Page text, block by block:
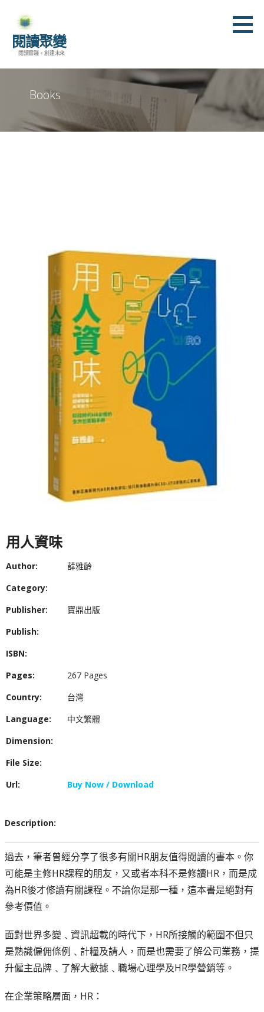
閱讀聚變
閱讀實踐。創建未來
Books
用人資味
Author:
薛雅齡
Category:
Publisher:
寶鼎出版
Publish:
ISBN:
Pages:
267 Pages
Country:
台灣
Language:
中文繁體
Dimension:
File Size:
Url:
Buy Now / Download
Description:
過去，筆者曾經分享了很多有關HR朋友值得閱讀的書本。你
可能是主修HR課程的朋友，又或者本科不是修讀HR，而是成
為HR後才修讀有關課程。不論你是那一種，這本書是絕對有
參考價值。
面對世界多變﹑資訊超載的時代下，HR所接觸的範圍不但只
是熟識僱佣條例﹑計糧及請人，而是也需要了解公司業務，提
升僱主品牌﹑了解大數據﹑職場心理學及HR學營銷等。
在企業策略層面，HR：